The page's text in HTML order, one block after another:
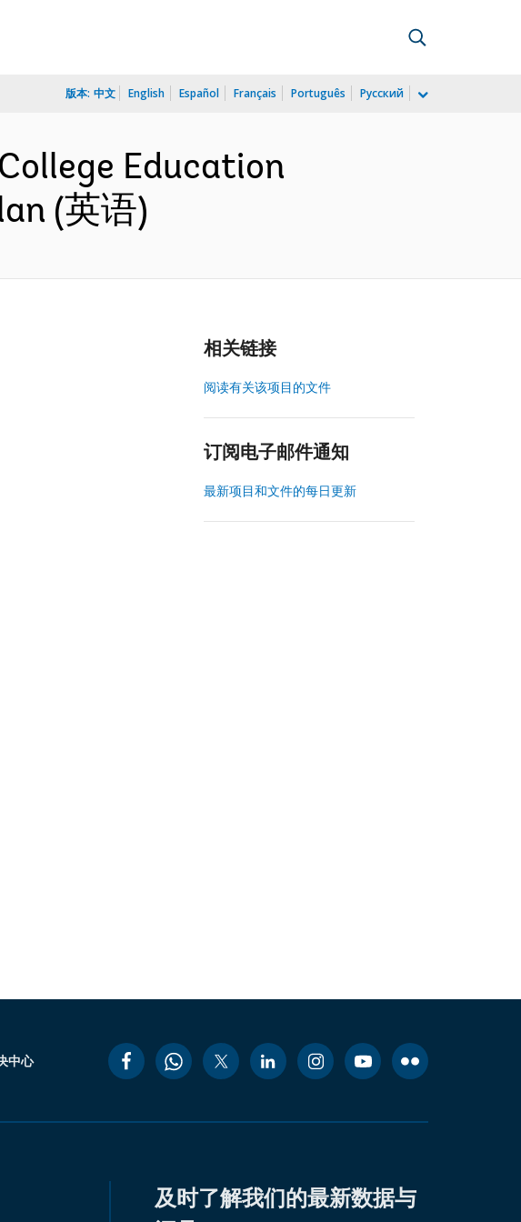
版本: 中文 English Español Français Português Русский
Education
(英语)
相关链接
阅读有关该项目的文件
订阅电子邮件通知
最新项目和文件的每日更新
中心
及时了解我们的最新数据与